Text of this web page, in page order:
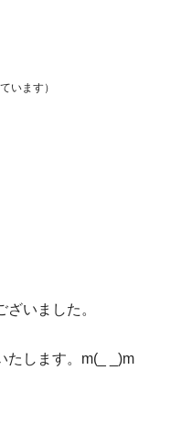
います）
いました。
たします。m(_ _)m